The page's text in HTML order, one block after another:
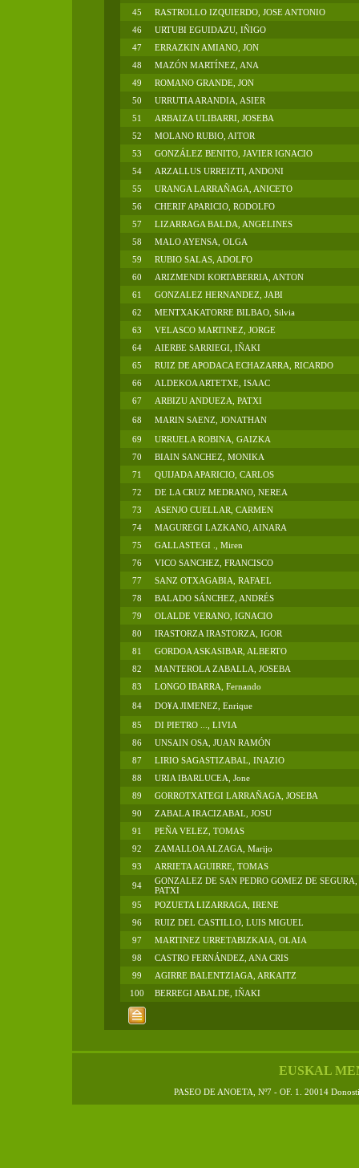
45
RASTROLLO IZQUIERDO, JOSE ANTONIO
46
URTUBI EGUIDAZU, IÑIGO
47
ERRAZKIN AMIANO, JON
48
MAZÓN MARTÍNEZ, ANA
49
ROMANO GRANDE, JON
50
URRUTIA ARANDIA, ASIER
51
ARBAIZA ULIBARRI, JOSEBA
52
MOLANO RUBIO, AITOR
53
GONZÁLEZ BENITO, JAVIER IGNACIO
54
ARZALLUS URREIZTI, ANDONI
55
URANGA LARRAÑAGA, ANICETO
56
CHERIF APARICIO, RODOLFO
57
LIZARRAGA BALDA, ANGELINES
58
MALO AYENSA, OLGA
59
RUBIO SALAS, ADOLFO
60
ARIZMENDI KORTABERRIA, ANTON
61
GONZALEZ HERNANDEZ, JABI
62
MENTXAKATORRE BILBAO, Silvia
63
VELASCO MARTINEZ, JORGE
64
AIERBE SARRIEGI, IÑAKI
65
RUIZ DE APODACA ECHAZARRA, RICARDO
66
ALDEKOA ARTETXE, ISAAC
67
ARBIZU ANDUEZA, PATXI
68
MARIN SAENZ, JONATHAN
69
URRUELA ROBINA, GAIZKA
70
BIAIN SANCHEZ, MONIKA
71
QUIJADA APARICIO, CARLOS
72
DE LA CRUZ MEDRANO, NEREA
73
ASENJO CUELLAR, CARMEN
74
MAGUREGI LAZKANO, AINARA
75
GALLASTEGI ., Miren
76
VICO SANCHEZ, FRANCISCO
77
SANZ OTXAGABIA, RAFAEL
78
BALADO SÁNCHEZ, ANDRÉS
79
OLALDE VERANO, IGNACIO
80
IRASTORZA IRASTORZA, IGOR
81
GORDOA ASKASIBAR, ALBERTO
82
MANTEROLA ZABALLA, JOSEBA
83
LONGO IBARRA, Fernando
84
DO¥A JIMENEZ, Enrique
85
DI PIETRO ..., LIVIA
86
UNSAIN OSA, JUAN RAMÓN
87
LIRIO SAGASTIZABAL, INAZIO
88
URIA IBARLUCEA, Jone
89
GORROTXATEGI LARRAÑAGA, JOSEBA
90
ZABALA IRACIZABAL, JOSU
91
PEÑA VELEZ, TOMAS
92
ZAMALLOA ALZAGA, Marijo
93
ARRIETA AGUIRRE, TOMAS
94
GONZALEZ DE SAN PEDRO GOMEZ DE SEGURA,
PATXI
95
POZUETA LIZARRAGA, IRENE
96
RUIZ DEL CASTILLO, LUIS MIGUEL
97
MARTINEZ URRETABIZKAIA, OLAIA
98
CASTRO FERNÁNDEZ, ANA CRIS
99
AGIRRE BALENTZIAGA, ARKAITZ
100
BERREGI ABALDE, IÑAKI
EUSKAL
PASEO DE ANOETA, Nº7 - OF. 1. 20014